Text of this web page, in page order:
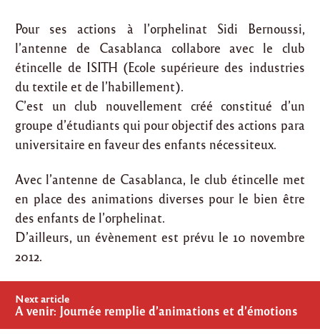
Pour ses actions à l’orphelinat Sidi Bernoussi,
l’antenne de Casablanca collabore avec le club
étincelle de ISITH (Ecole supérieure des industries
du textile et de l’habillement).
C’est un club nouvellement créé constitué d’un
groupe d’étudiants qui pour objectif des actions para
universitaire en faveur des enfants nécessiteux.
Avec l’antenne de Casablanca, le club étincelle met
en place des animations diverses pour le bien être
des enfants de l’orphelinat.
D’ailleurs, un évènement est prévu le 10 novembre
2012.
Post
navigation
Next article
A venir: Journée remplie d’animations et d’émotions